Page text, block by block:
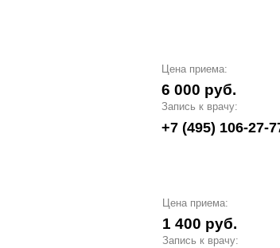
Цена приема:
6 000 руб.
Запись к врачу:
+7 (495) 106-27-
Цена приема:
1 400 руб.
Запись к врачу: